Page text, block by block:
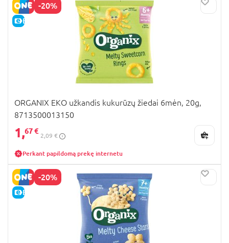
-20%
E-KAINA
ORGANIX EKO užkandis kukurūzų žiedai 6mėn, 20g,
8713500013150
1,67 €
2,09 €
Perkant papildomą prekę internetu
-20%
E-KAINA